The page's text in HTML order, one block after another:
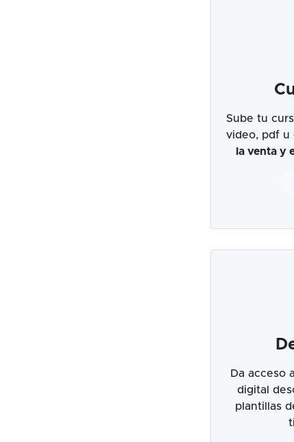
Sube tu
video, pdf u
la venta y
Da acceso
digital
plantillas